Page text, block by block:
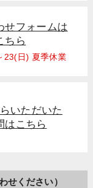
せフォームは
ちら
日) 夏季休業
いただいた
はこちら
せください）